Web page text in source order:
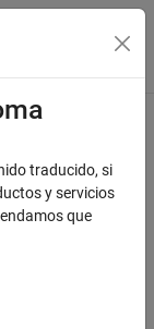
traducido, si
y servicios
que